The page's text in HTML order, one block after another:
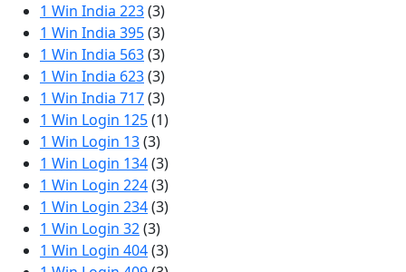
1 Win India 223(3)
1 Win India 395(3)
1 Win India 563(3)
1 Win India 623(3)
1 Win India 717(3)
1 Win Login 125(1)
1 Win Login 13(3)
1 Win Login 134(3)
1 Win Login 224(3)
1 Win Login 234(3)
1 Win Login 32(3)
1 Win Login 404(3)